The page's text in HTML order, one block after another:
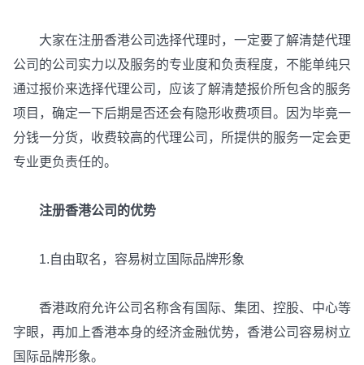
大家在注册香港公司选择代理时，一定要了解清楚代理
公司的公司实力以及服务的专业度和负责程度，不能单纯只
通过报价来选择代理公司，应该了解清楚报价所包含的服务
项目，确定一下后期是否还会有隐形收费项目。因为毕竟一
分钱一分货，收费较高的代理公司，所提供的服务一定会更
专业更负责任的。
注册香港公司的优势
1.自由取名，容易树立国际品牌形象
香港政府允许公司名称含有国际、集团、控股、中心等
字眼，再加上香港本身的经济金融优势，香港公司容易树立
国际品牌形象。